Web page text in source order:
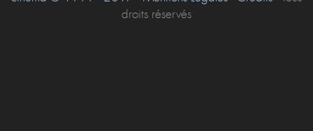
droits réservés